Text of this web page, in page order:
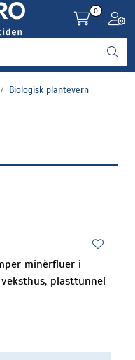
0
Biologisk plantevern
minèrfluer i
plasttunnel